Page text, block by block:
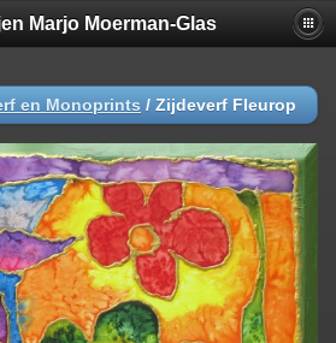
Marjo Moerman-Glas
en Monoprints / Zijdeverf Fleurop